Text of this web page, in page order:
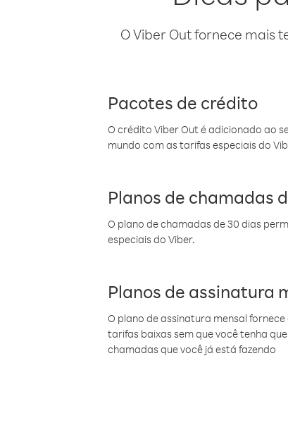
O Viber Out fornece mais
Pacotes de crédito
O crédito Viber Out é adicionado ao
mundo com as tarifas especiais do
Planos de chamadas
O plano de chamadas de 30 dias
especiais do Viber.
Planos de assinatura
O plano de assinatura mensal
tarifas baixas sem que você tenha
chamadas que você já está fazendo